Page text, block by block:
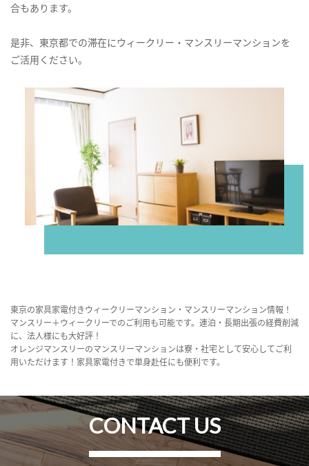
合もあります。
是非、東京都での滞在にウィークリー・マンスリーマンションを
ご活用ください。
東京の家具家電付きウィークリーマンション・マンスリーマンション情報！
マンスリー＋ウィークリーでのご利用も可能です。連泊・長期出張の経費削減
に、法人様にも大好評！
オレンジマンスリーのマンスリーマンションは寮・社宅として安心してご利
用いただけます！家具家電付きで単身赴任にも便利です。
CONTACT US